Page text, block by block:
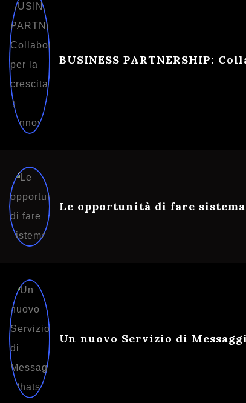
BUSINESS PARTNERSHIP:
Le opportunità di fare sistema
Un nuovo Servizio di